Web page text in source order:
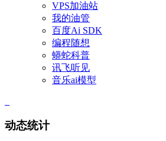
VPS加油站
我的油管
百度Ai SDK
编程随想
蟒蛇科普
讯飞听见
音乐ai模型
动态统计